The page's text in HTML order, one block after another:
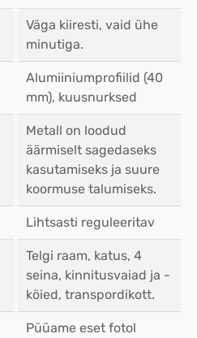
Väga kiiresti, vaid ühe
minutiga.
Alumiiniumprofiilid (40
mm), kuusnurksed
Metall on loodud
äärmiselt sagedaseks
kasutamiseks ja suure
koormuse talumiseks.
Lihtsasti reguleeritav
Telgi raam, katus, 4
seina, kinnitusvaiad ja -
köied, transpordikott.
Püüame eset fotol